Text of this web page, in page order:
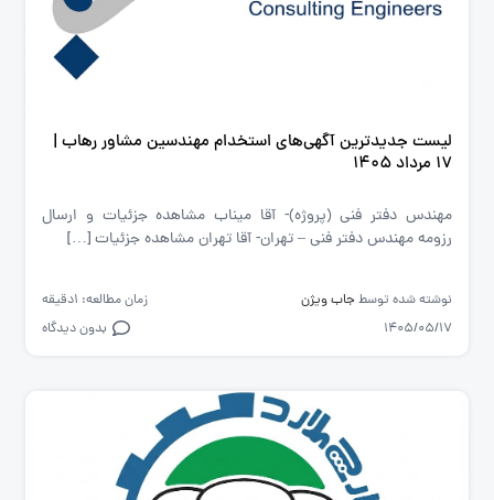
لیست جدیدترین آگهی‌های استخدام مهندسین مشاور رهاب |
۱۷ مرداد ۱۴۰۵
مهندس دفتر فنی (پروژه)- آقا میناب مشاهده جزئیات و ارسال
رزومه مهندس دفتر فنی – تهران- آقا تهران مشاهده جزئیات […]
نوشته شده توسط جاب ویژن
زمان مطالعه: 1دقیقه
1405/05/17
بدون دیدگاه